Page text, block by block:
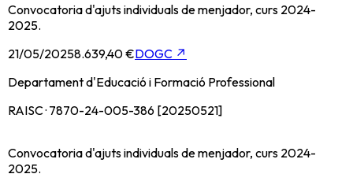
Convocatoria d'ajuts individuals de menjador, curs 2024-
2025.
21/05/20258.639,40 €DOGC ↗
Departament d'Educació i Formació Professional
RAISC · 7870-24-005-386 [20250521]
Convocatoria d'ajuts individuals de menjador, curs 2024-
2025.